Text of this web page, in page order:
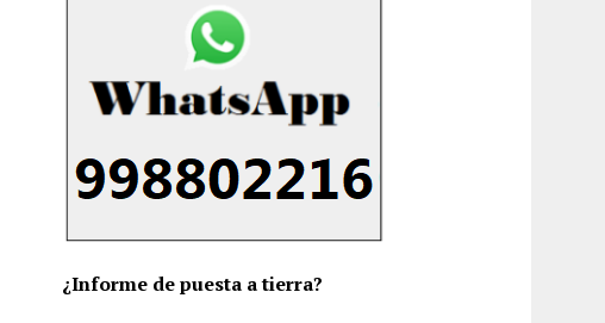
¿Informe de puesta a tierra?